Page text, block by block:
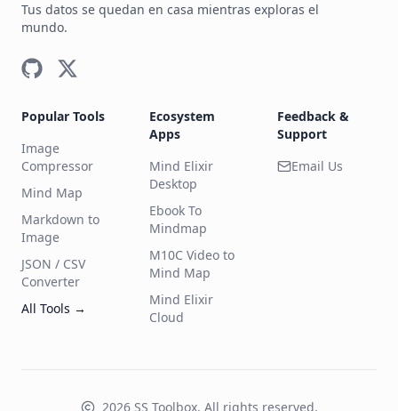
Tus datos se quedan en casa mientras exploras el
mundo.
Popular Tools
Image
Compressor
Mind Map
Markdown to
Image
JSON / CSV
Converter
All Tools →
Ecosystem
Apps
Mind Elixir
Desktop
Ebook To
Mindmap
M10C Video to
Mind Map
Mind Elixir
Cloud
Feedback &
Support
Email Us
2026 SS Toolbox. All rights reserved.